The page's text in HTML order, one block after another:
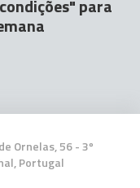
para
Ornelas, 56 - 3º
Portugal